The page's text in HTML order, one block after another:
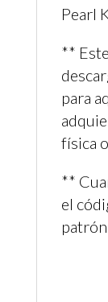
Pearl
**
para
física
**
el